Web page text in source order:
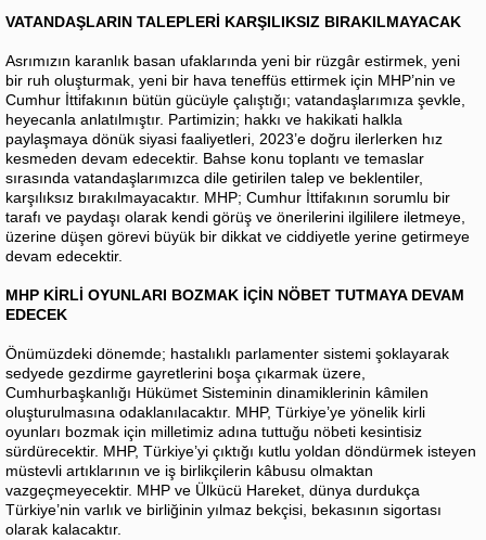
VATANDAŞLARIN TALEPLERİ KARŞILIKSIZ BIRAKILMAYACAK
Asrımızın karanlık basan ufaklarında yeni bir rüzgâr estirmek, yeni
bir ruh oluşturmak, yeni bir hava teneffüs ettirmek için MHP’nin ve
Cumhur İttifakının bütün gücüyle çalıştığı; vatandaşlarımıza şevkle,
heyecanla anlatılmıştır. Partimizin; hakkı ve hakikati halkla
paylaşmaya dönük siyasi faaliyetleri, 2023’e doğru ilerlerken hız
kesmeden devam edecektir. Bahse konu toplantı ve temaslar
sırasında vatandaşlarımızca dile getirilen talep ve beklentiler,
karşılıksız bırakılmayacaktır. MHP; Cumhur İttifakının sorumlu bir
tarafı ve paydaşı olarak kendi görüş ve önerilerini ilgililere iletmeye,
üzerine düşen görevi büyük bir dikkat ve ciddiyetle yerine getirmeye
devam edecektir.
MHP KİRLİ OYUNLARI BOZMAK İÇİN NÖBET TUTMAYA DEVAM
EDECEK
Önümüzdeki dönemde; hastalıklı parlamenter sistemi şoklayarak
sedyede gezdirme gayretlerini boşa çıkarmak üzere,
Cumhurbaşkanlığı Hükümet Sisteminin dinamiklerinin kâmilen
oluşturulmasına odaklanılacaktır. MHP, Türkiye’ye yönelik kirli
oyunları bozmak için milletimiz adına tuttuğu nöbeti kesintisiz
sürdürecektir. MHP, Türkiye’yi çıktığı kutlu yoldan döndürmek isteyen
müstevli artıklarının ve iş birlikçilerin kâbusu olmaktan
vazgeçmeyecektir. MHP ve Ülkücü Hareket, dünya durdukça
Türkiye’nin varlık ve birliğinin yılmaz bekçisi, bekasının sigortası
olarak kalacaktır.